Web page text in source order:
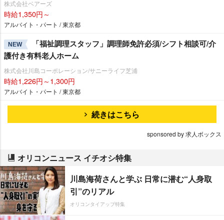
株式会社ベアーズ
時給1,350円～
アルバイト・パート / 東京都
NEW
「福祉調理スタッフ」調理師免許必須/シフト相談可/介
護付き有料老人ホーム
株式会社川島コーポレーション/サニーライフ芝浦
時給1,226円～1,300円
アルバイト・パート / 東京都
続きはこちら
sponsored by 求人ボックス
オリコンニュース イチオシ特集
川島海荷さんと学ぶ 日常に潜む“人身取
引”のリアル
オリコンタイアップ特集